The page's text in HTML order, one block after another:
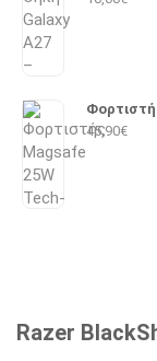
45,90€
Razer